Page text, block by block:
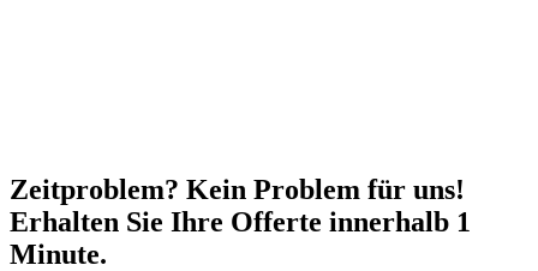
Zeitproblem? Kein Problem für uns!
Erhalten Sie Ihre Offerte innerhalb 1
Minute.